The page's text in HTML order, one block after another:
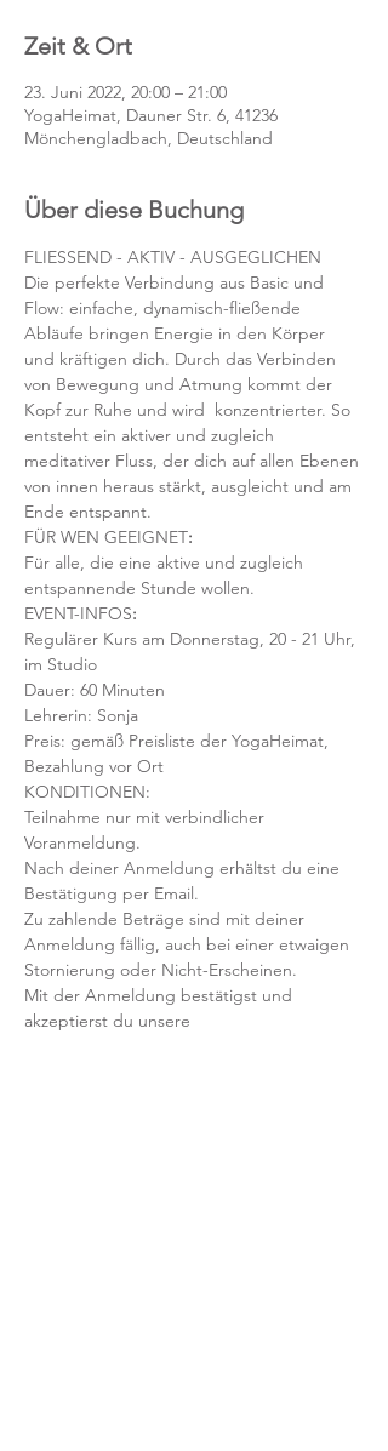
Zeit & Ort
23. Juni 2022, 20:00 – 21:00
YogaHeimat, Dauner Str. 6, 41236
Mönchengladbach, Deutschland
Über diese Buchung
FLIESSEND - AKTIV - AUSGEGLICHEN
Die perfekte Verbindung aus Basic und
Flow: einfache, dynamisch-fließende
Abläufe bringen Energie in den Körper
und kräftigen dich. Durch das Verbinden
von Bewegung und Atmung kommt der
Kopf zur Ruhe und wird  konzentrierter. So
entsteht ein aktiver und zugleich
meditativer Fluss, der dich auf allen Ebenen
von innen heraus stärkt, ausgleicht und am
Ende entspannt.
FÜR WEN GEEIGNET:
Für alle, die eine aktive und zugleich
entspannende Stunde wollen.
EVENT-INFOS:
Regulärer Kurs am Donnerstag, 20 - 21 Uhr,
im Studio
Dauer: 60 Minuten
Lehrerin: Sonja
Preis: gemäß Preisliste der YogaHeimat,
Bezahlung vor Ort
KONDITIONEN:
Teilnahme nur mit verbindlicher
Voranmeldung.
Nach deiner Anmeldung erhältst du eine
Bestätigung per Email.
Zu zahlende Beträge sind mit deiner
Anmeldung fällig, auch bei einer etwaigen
Stornierung oder Nicht-Erscheinen.
Mit der Anmeldung bestätigst und
akzeptierst du unsere